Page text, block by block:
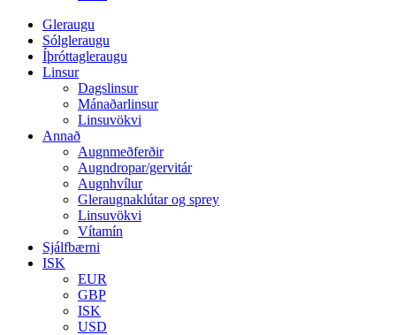
Gleraugu
Sólgleraugu
Íþróttagleraugu
Linsur
Dagslinsur
Mánaðarlinsur
Linsuvökvi
Annað
Augnmeðferðir
Augndropar/gervitár
Augnhvílur
Gleraugnaklútar og sprey
Linsuvökvi
Vítamín
Sjálfbærni
ISK
EUR
GBP
ISK
USD